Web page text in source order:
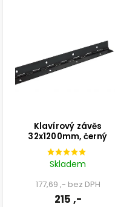
Klavírový závěs
32x1200mm, černý
Skladem
177,69 ,- bez DPH
215 ,-